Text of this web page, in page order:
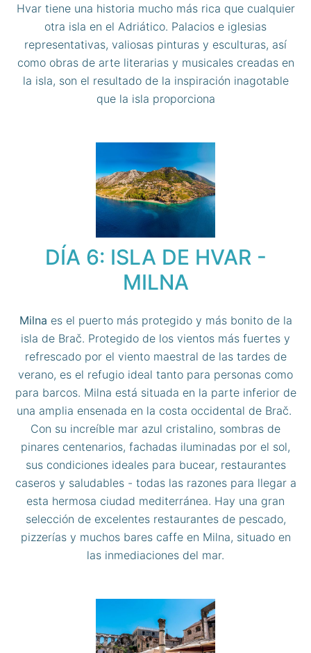
Hvar tiene una historia mucho más rica que cualquier
otra isla en el Adriático. Palacios e iglesias
representativas, valiosas pinturas y esculturas, así
como obras de arte literarias y musicales creadas en
la isla, son el resultado de la inspiración inagotable
que la isla proporciona
DÍA 6: ISLA DE HVAR -
MILNA
Milna es el puerto más protegido y más bonito de la
isla de Brač. Protegido de los vientos más fuertes y
refrescado por el viento maestral de las tardes de
verano, es el refugio ideal tanto para personas como
para barcos. Milna está situada en la parte inferior de
una amplia ensenada en la costa occidental de Brač.
Con su increíble mar azul cristalino, sombras de
pinares centenarios, fachadas iluminadas por el sol,
sus condiciones ideales para bucear, restaurantes
caseros y saludables - todas las razones para llegar a
esta hermosa ciudad mediterránea. Hay una gran
selección de excelentes restaurantes de pescado,
pizzerías y muchos bares caffe en Milna, situado en
las inmediaciones del mar.